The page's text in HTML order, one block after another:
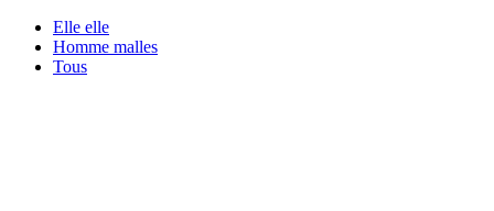
Elle elle
Homme malles
Tous